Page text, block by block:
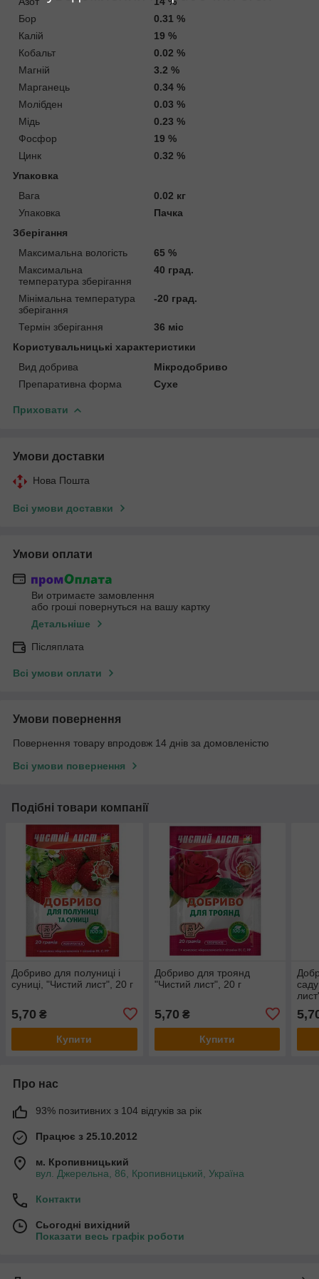
Бор
0.31 %
Калій
19 %
Кобальт
0.02 %
Магній
3.2 %
Марганець
0.34 %
Молібден
0.03 %
Мідь
0.23 %
Фосфор
19 %
Цинк
0.32 %
Упаковка
Вага
0.02 кг
Упаковка
Пачка
Зберігання
Максимальна вологість
65 %
Максимальна
температура зберігання
40 град.
Мінімальна температура
зберігання
-20 град.
Термін зберігання
36 міс
Користувальницькі характеристики
Вид добрива
Мікродобриво
Препаративна форма
Сухе
Приховати
Умови доставки
Нова Пошта
Всі умови доставки
Умови оплати
Ви отримаєте замовлення
або гроші повернуться на вашу картку
Детальніше
Післяплата
Всі умови оплати
Умови повернення
Повернення товару впродовж 14 днів за домовленістю
Всі умови повернення
Подібні товари компанії
Добриво для полуниці і
суниці, "Чистий лист", 20 г
5,70 ₴
Купити
Добриво для троянд
"Чистий лист", 20 г
5,70 ₴
Купити
Про нас
93% позитивних з 104 відгуків за рік
Працює з 25.10.2012
м. Кропивницький
вул. Джерельна, 86, Кропивницький, Україна
Контакти
Сьогодні вихідний
Показати весь графік роботи